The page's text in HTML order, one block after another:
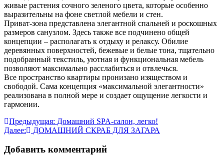
живые растения сочного зеленого цвета, которые особенно
выразительны на фоне светлой мебели и стен.
Приват-зона представлена элегантной спальней и роскошных
размеров санузлом. Здесь также все подчинено общей
концепции – располагать к отдыху и релаксу. Обилие
деревянных поверхностей, бежевые и белые тона, тщательно
подобранный текстиль, уютная и функциональная мебель
позволяют максимально расслабиться и отвлечься.
Все пространство квартиры пронизано изяществом и
свободой. Сама концепция «максимальной элегантности»
реализована в полной мере и создает ощущение легкости и
гармонии.
Навигация
по
записям
Предыдущая: Домашний SPA-салон, легко!
Далее:
ДОМАШНИЙ СКРАБ ДЛЯ ЗАГАРА
Добавить комментарий